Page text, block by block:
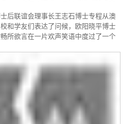
后联谊会理事长王志石博士专程从澳
和学友们表达了问候，欧阳晓平博士
所欲言在一片欢声笑语中度过了一个